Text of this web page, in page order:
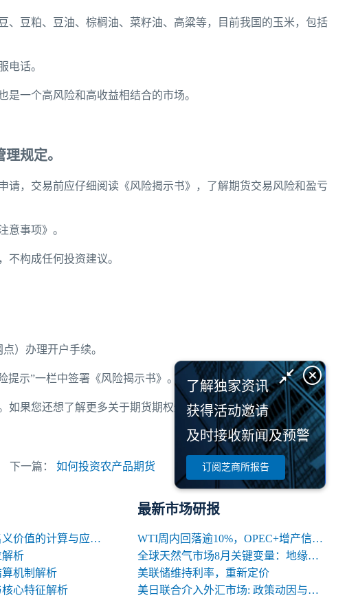
豆粕、豆油、棕榈油、菜籽油、高粱等，目前我国的玉米，包括
电话。
一个高风险和高收益相结合的市场。
规定。
，交易前应仔细阅读《风险揭示书》，了解期货交易风险和盈亏
意事项》。
不构成任何投资建议。
）办理开户手续。
提示”一栏中签署《风险揭示书》。
果您还想了解更多关于期货期权知识内容，请关注芝商所(CME
下一篇： 如何投资农产品期货
期货交易中合约名义价值的计算与应用解析
析
机制解析
心特征解析
最新市场研报
WTI周内回落逾10%，OPEC+增产信号背后的多空暗涌
全球天然气市场8月关键变量：地缘、天气与库存
美联储维持利率，重新定价
美日联合介入外汇市场: 政策动因与中长期影响
了解独家资讯
获得活动邀请
及时接收新闻及预警
订阅芝商所报告